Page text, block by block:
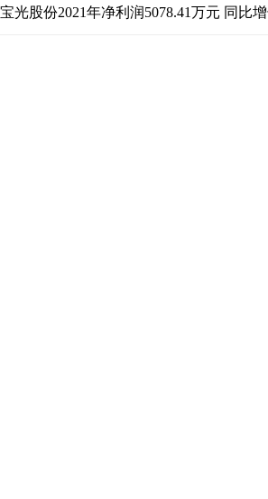
宝光股份2021年净利润5078.41万元 同比